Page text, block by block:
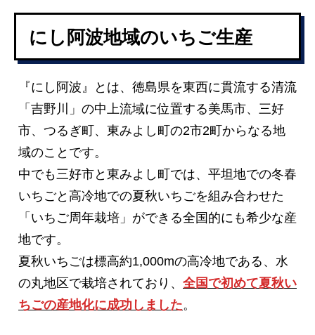
にし阿波地域のいちご生産
『にし阿波』とは、徳島県を東西に貫流する清流
「吉野川」の中上流域に位置する美馬市、三好
市、つるぎ町、東みよし町の2市2町からなる地
域のことです。
中でも三好市と東みよし町では、平坦地での冬春
いちごと高冷地での夏秋いちごを組み合わせた
「いちご周年栽培」ができる全国的にも希少な産
地です。
夏秋いちごは標高約1,000mの高冷地である、水
の丸地区で栽培されており、 全国で初めて夏秋い
ちごの産地化に成功しました。